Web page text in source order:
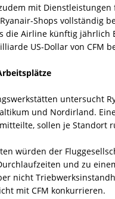
mit Dienstleistungen
Shops vollständig
die Airline künftig
US-Dollar von CFM
untersucht
und Nordirland.
sollen je Standort
würden der
und zu
nicht
mit CFM konkurrieren.